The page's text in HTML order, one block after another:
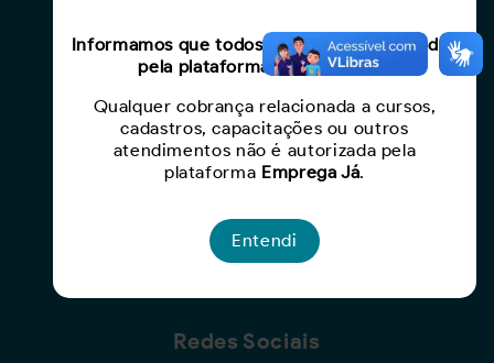
Para Candidatos
Cadastro de Currículo
Capacite-se
Criar Oportunidade
Redes Sociais
Informamos que todos os serviços oferecidos
pela plataforma são gratuitos.
Qualquer cobrança relacionada a cursos,
cadastros, capacitações ou outros
atendimentos não é autorizada pela
plataforma Emprega Já.
Entendi